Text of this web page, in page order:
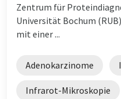
Zentrum für
Universität Bochum
mit einer ...
Adenokarzinome
Infrarot-Mikroskopie